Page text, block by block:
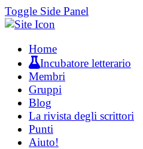
Toggle Side Panel
Home
Incubatore letterario
Membri
Gruppi
Blog
La rivista degli scrittori
Punti
Aiuto!